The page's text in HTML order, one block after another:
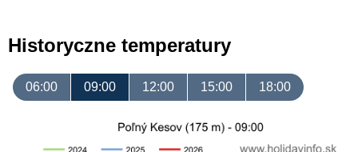
Historyczne temperatury
06:00 09:00 12:00 15:00 18:00